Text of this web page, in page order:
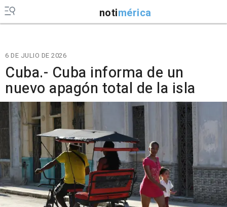
notimérica
6 DE JULIO DE 2026
Cuba.- Cuba informa de un
nuevo apagón total de la isla